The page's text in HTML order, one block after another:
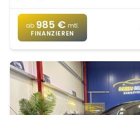
ab 985 € mtl.
FINANZIEREN